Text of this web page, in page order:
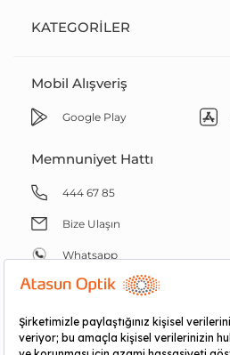
KATEGORILER
Mobil Alışveriş
Google Play
Memnuniyet Hattı
444 67 85
Bize Ulaşın
Whatsapp